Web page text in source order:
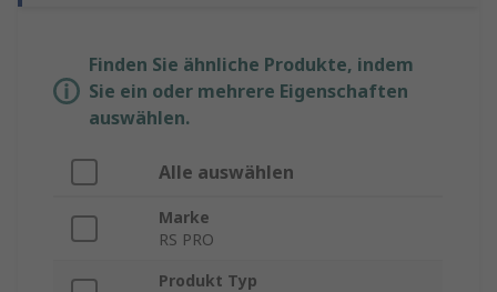
Finden Sie ähnliche Produkte, indem
Sie ein oder mehrere Eigenschaften
auswählen.
Alle auswählen
Marke
RS PRO
Produkt Typ